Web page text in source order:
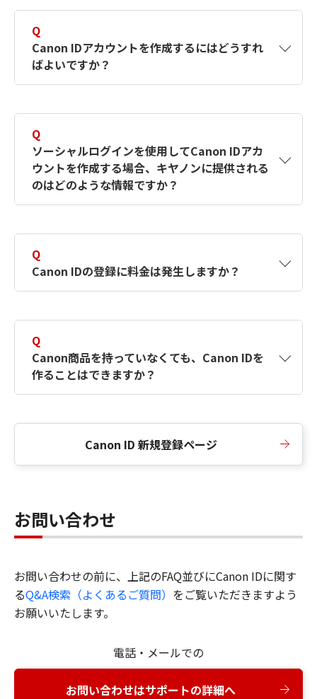
Q
Canon IDアカウントを作成するにはどうすれ
ばよいですか？
す。詳しい作成方法は【カメラ】Canon IDとは
何ですか？Canon IDの作成方法は？をご確認く
ださい。
Q
ソーシャルログインを使用してCanon IDアカ
ウントを作成する場合、キヤノンに提供される
のはどのような情報ですか？
択したサービスから取得します。アカウントを
簡単に作成できるように、この情報を使用して
Canon IDの登録フォームを入力します。
Q
Canon IDの登録に料金は発生しますか？
Q
Canon商品を持っていなくても、Canon IDを
作ることはできますか？
Canon ID 新規登録ページ
お問い合わせ
お問い合わせの前に、上記のFAQ並びにCanon IDに関す
るQ&A検索（よくあるご質問） をご覧いただきますよう
お願いいたします。
電話・メールでの
お問い合わせはサポートの詳細へ